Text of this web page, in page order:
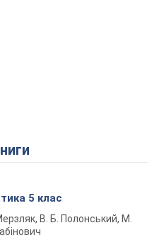
5 клас
В. Б. Полонський, М.